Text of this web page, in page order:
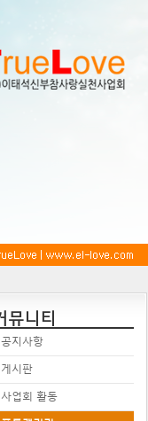
뮤니티
공지사항
게시판
사업회 활동